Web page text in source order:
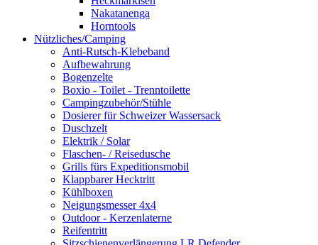
Nakatanenga
Horntools
Nützliches/Camping
Anti-Rutsch-Klebeband
Aufbewahrung
Bogenzelte
Boxio - Toilet - Trenntoilette
Campingzubehör/Stühle
Dosierer für Schweizer Wassersack
Duschzelt
Elektrik / Solar
Flaschen- / Reisedusche
Grills fürs Expeditionsmobil
Klappbarer Hecktritt
Kühlboxen
Neigungsmesser 4x4
Outdoor - Kerzenlaterne
Reifentritt